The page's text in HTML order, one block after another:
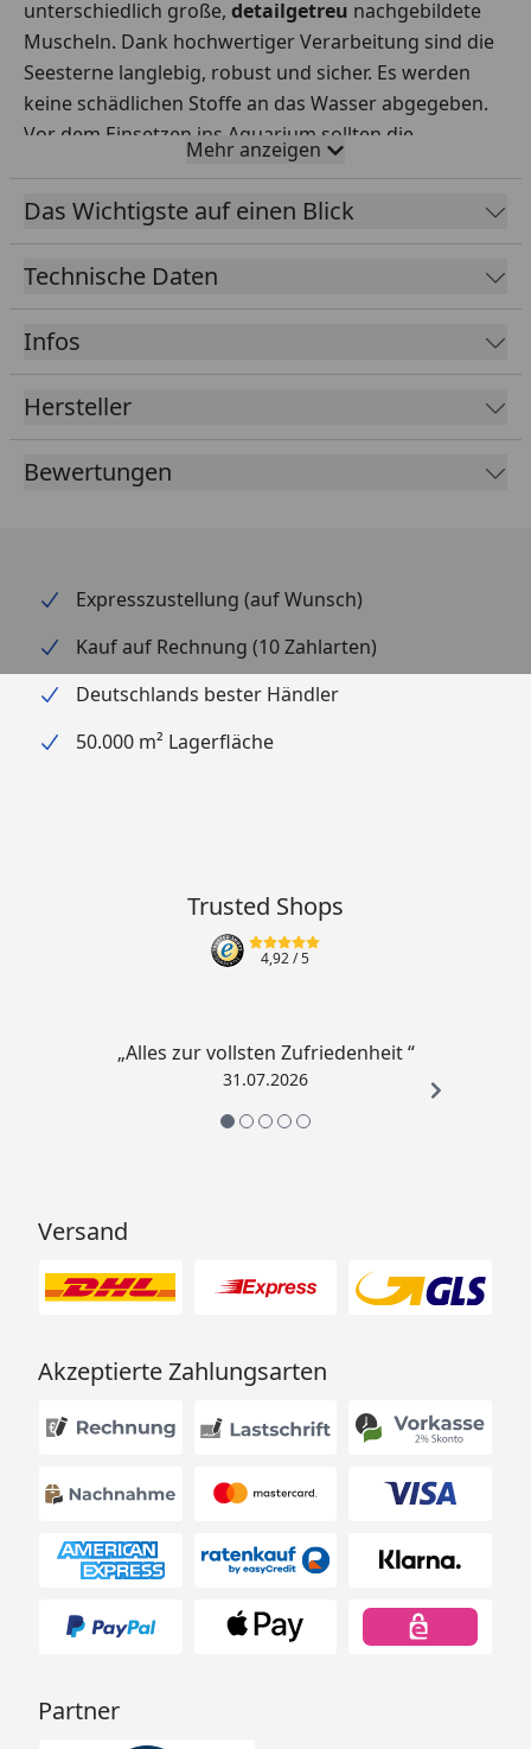
unterschiedlich große, detailgetreu nachgebildete
Muscheln. Dank hochwertiger Verarbeitung sind die
Seesterne langlebig, robust und sicher. Es werden
keine schädlichen Stoffe an das Wasser abgegeben.
Vor dem Einsetzen ins Aquarium sollten die
Seesterne mit klarem Wasser abgespült werden. Mit
dem Seesterne Set 3 rot setzen Sie brandneue
Akzente am Bodengrund Ihres Beckens und
Seesterne lassen sich mit allen biOrb Modellen
sondern auch extrem hochwertig verarbeitet
wurden, lassen sie sichleicht reinigenundfix
austauschen
Mehr anzeigen
Das Wichtigste auf einen Blick
Technische Daten
Infos
Hersteller
Bewertungen
Expresszustellung (auf Wunsch)
Kauf auf Rechnung (10 Zahlarten)
Deutschlands bester Händler
50.000 m² Lagerfläche
Trusted Shops
4,92/ 5
„Alles zur vollsten Zufriedenheit “
31.07.2026
Versand
Akzeptierte Zahlungsarten
Partner